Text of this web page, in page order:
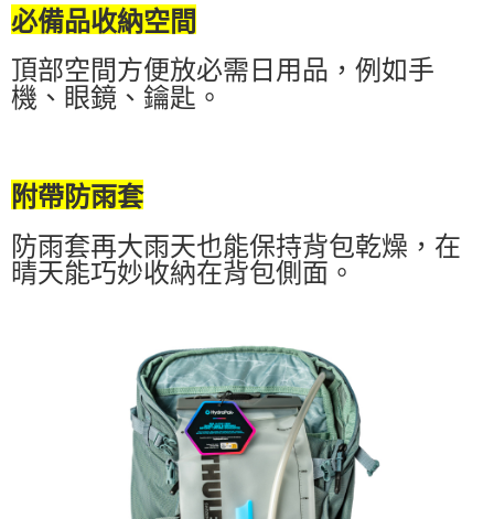
必備品收納空間
頂部空間方便放必需日用品，例如手
機、眼鏡、鑰匙。
附帶防雨套
防雨套再大雨天也能保持背包乾燥，在
晴天能巧妙收納在背包側面。